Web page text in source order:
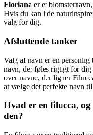
Floriana er et
Hvis du kan lide
valg for dig.
Afsluttende tanker
Valg af navn er en
navn, der føles rigtigt for
over navne, der ligner
at vælge det perfekte navn
Hvad er en filucca,
den?